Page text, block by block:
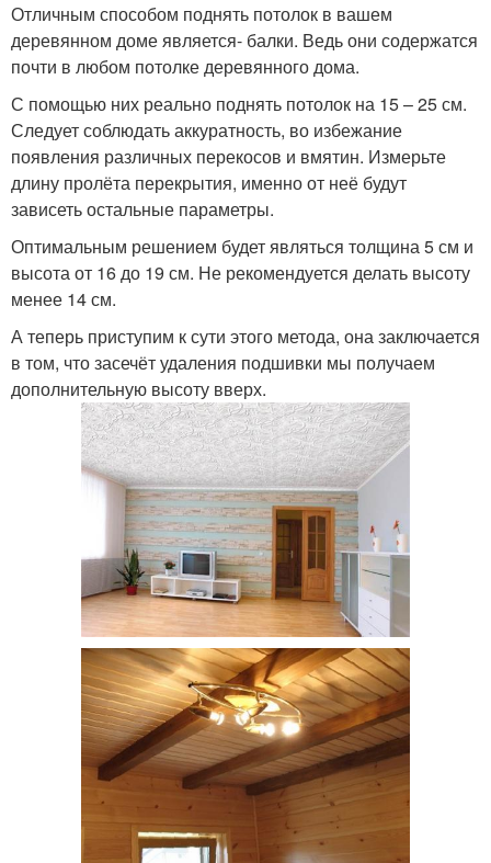
Отличным способом поднять потолок в вашем
деревянном доме является- балки. Ведь они содержатся
почти в любом потолке деревянного дома.
С помощью них реально поднять потолок на 15 – 25 см.
Следует соблюдать аккуратность, во избежание
появления различных перекосов и вмятин. Измерьте
длину пролёта перекрытия, именно от неё будут
зависеть остальные параметры.
Оптимальным решением будет являться толщина 5 см и
высота от 16 до 19 см. Не рекомендуется делать высоту
менее 14 см.
А теперь приступим к сути этого метода, она заключается
в том, что засечёт удаления подшивки мы получаем
дополнительную высоту вверх.